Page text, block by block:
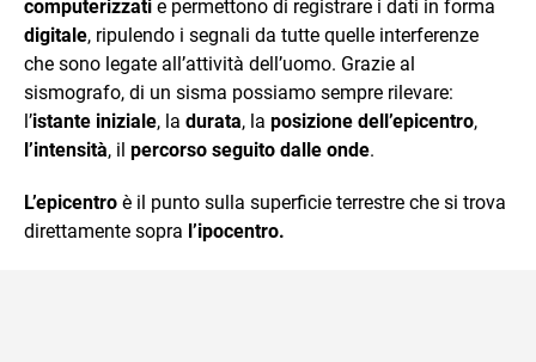
computerizzati e permettono di registrare i dati in forma
digitale, ripulendo i segnali da tutte quelle interferenze
che sono legate all’attività dell’uomo. Grazie al
sismografo, di un sisma possiamo sempre rilevare:
l’istante iniziale, la durata, la posizione dell’epicentro,
l’intensità, il percorso seguito dalle onde.
L’epicentro è il punto sulla superficie terrestre che si trova
direttamente sopra l’ipocentro.